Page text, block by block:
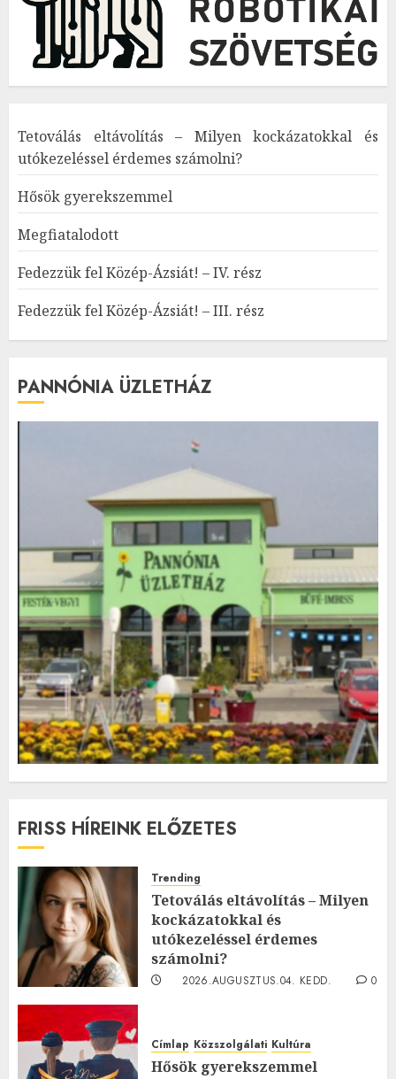
Tetoválás eltávolítás – Milyen kockázatokkal és
utókezeléssel érdemes számolni?
Hősök gyerekszemmel
Megfiatalodott
Fedezzük fel Közép-Ázsiát! – IV. rész
Fedezzük fel Közép-Ázsiát! – III. rész
PANNÓNIA ÜZLETHÁZ
FRISS HÍREINK ELŐZETES
Trending
Tetoválás eltávolítás – Milyen
kockázatokkal és
utókezeléssel érdemes
számolni?
2026.AUGUSZTUS.04. KEDD.
0
Címlap Közszolgálati Kultúra
Hősök gyerekszemmel